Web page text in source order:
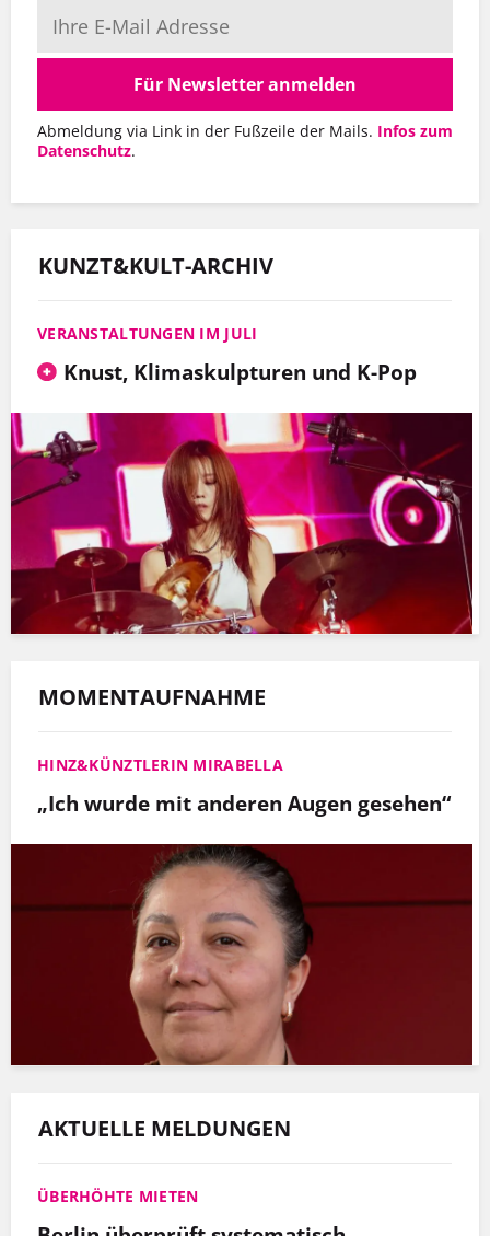
Für Newsletter anmelden
Abmeldung via Link in der Fußzeile der Mails. Infos zum
Datenschutz.
KUNZT&KULT-ARCHIV
VERANSTALTUNGEN IM JULI
Knust, Klimaskulpturen und K-Pop
MOMENTAUFNAHME
HINZ&KÜNZTLERIN MIRABELLA
„Ich wurde mit anderen Augen gesehen“
AKTUELLE MELDUNGEN
ÜBERHÖHTE MIETEN